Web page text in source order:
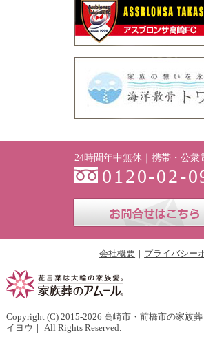
24時間年中無休｜携帯・公衆
0120-02-
会社概要 プライバシー
Copyright (C) 2015-2026 高崎市・前橋市の家族
イヨウ ｜ All Rights Reserved.